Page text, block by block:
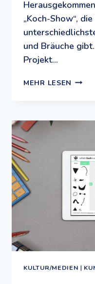
„Koch-Show“,
und Bräuche
Projekt…
MEHR LESEN
KULTUR/MEDIEN |